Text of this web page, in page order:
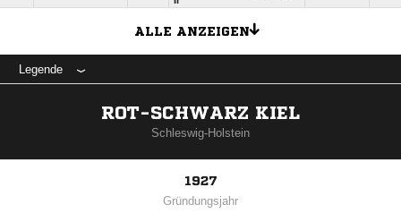
ALLE ANZEIGEN
Legende
ROT-SCHWARZ KIEL
Schleswig-Holstein
1927
Gründungsjahr